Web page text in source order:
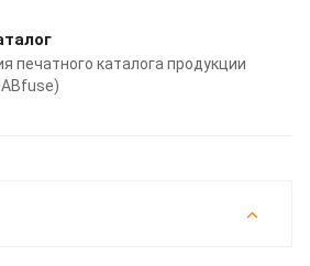
печатного каталога продукции